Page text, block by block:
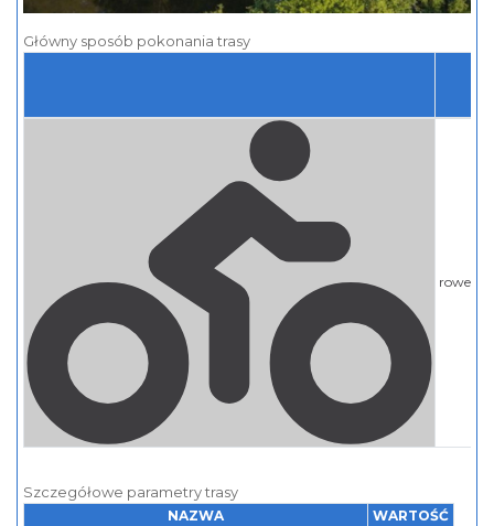
Główny sposób pokonania trasy
Szczegółowe parametry trasy
NAZWA
WARTOŚĆ